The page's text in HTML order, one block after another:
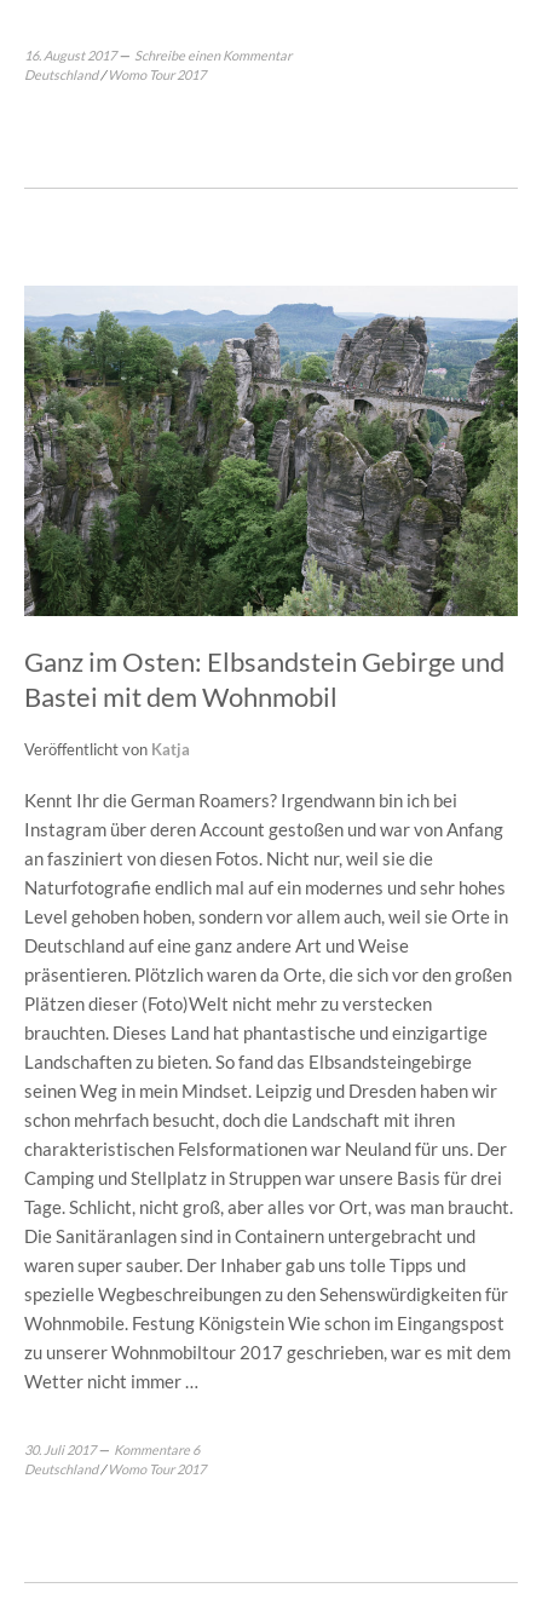
16. August 2017
Schreibe einen Kommentar
Deutschland/Womo Tour 2017
Ganz im Osten: Elbsandstein Gebirge und
Bastei mit dem Wohnmobil
Veröffentlicht von Katja
Kennt Ihr die German Roamers? Irgendwann bin ich bei
Instagram über deren Account gestoßen und war von Anfang
an fasziniert von diesen Fotos. Nicht nur, weil sie die
Naturfotografie endlich mal auf ein modernes und sehr hohes
Level gehoben hoben, sondern vor allem auch, weil sie Orte in
Deutschland auf eine ganz andere Art und Weise
präsentieren. Plötzlich waren da Orte, die sich vor den großen
Plätzen dieser (Foto)Welt nicht mehr zu verstecken
brauchten. Dieses Land hat phantastische und einzigartige
Landschaften zu bieten. So fand das Elbsandsteingebirge
seinen Weg in mein Mindset. Leipzig und Dresden haben wir
schon mehrfach besucht, doch die Landschaft mit ihren
charakteristischen Felsformationen war Neuland für uns. Der
Camping und Stellplatz in Struppen war unsere Basis für drei
Tage. Schlicht, nicht groß, aber alles vor Ort, was man braucht.
Die Sanitäranlagen sind in Containern untergebracht und
waren super sauber. Der Inhaber gab uns tolle Tipps und
spezielle Wegbeschreibungen zu den Sehenswürdigkeiten für
Wohnmobile. Festung Königstein Wie schon im Eingangspost
zu unserer Wohnmobiltour 2017 geschrieben, war es mit dem
Wetter nicht immer …
30. Juli 2017
Kommentare 6
Deutschland/Womo Tour 2017